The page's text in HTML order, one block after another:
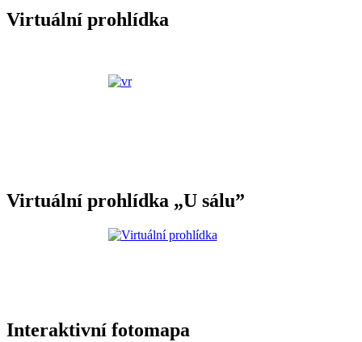
Virtuální prohlídka
Virtuální prohlídka „U sálu”
Interaktivní fotomapa